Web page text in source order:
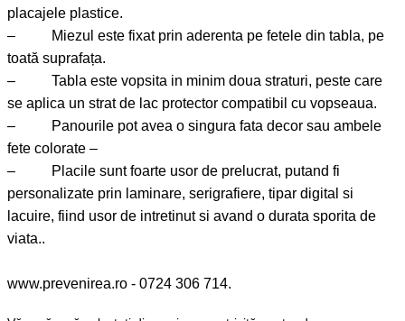
placajele plastice.
– Miezul este fixat prin aderenta pe fetele din tabla, pe
toată suprafața.
– Tabla este vopsita in minim doua straturi, peste care
se aplica un strat de lac protector compatibil cu vopseaua.
– Panourile pot avea o singura fata decor sau ambele
fete colorate –
– Placile sunt foarte usor de prelucrat, putand fi
personalizate prin laminare, serigrafiere, tipar digital si
lacuire, fiind usor de intretinut si avand o durata sporita de
viata..
www.prevenirea.ro - 0724 306 714.